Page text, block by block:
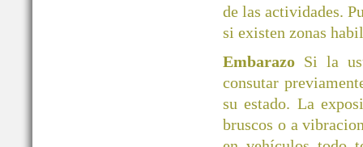
de las actividades.
si existen zonas
Embarazo Si la
consutar
su estado. La
bruscos o a